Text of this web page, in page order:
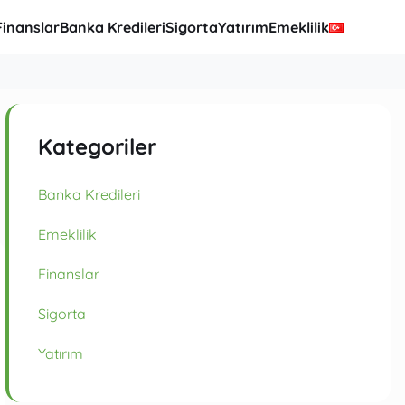
Banka KredileriSigortaYatırımEmeklilik
Kategoriler
Banka Kredileri
Emeklilik
Finanslar
Sigorta
Yatırım